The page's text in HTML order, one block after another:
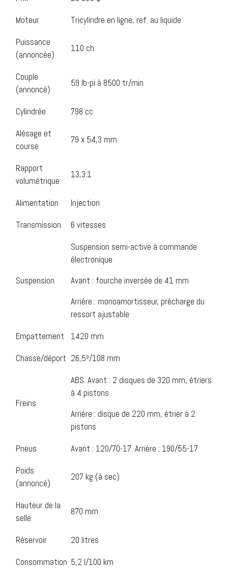
Moteur
Tricylindre en ligne, ref. au liquide
Puissance
(annoncée)
110 ch
Couple
(annoncé)
59 lb-pi à 8500 tr/min
Cylindrée
798 cc
Alésage et
course
79 x 54,3 mm
Rapport
volumétrique
13,3:1
Alimentation
Injection
Transmission
6 vitesses
Suspension
Suspension semi-active à commande
électronique
Avant : fourche inversée de 41 mm
Arrière : monoamortisseur, précharge du
ressort ajustable
Empattement
1420 mm
Chasse/déport 26,5º/108 mm
Freins
ABS. Avant : 2 disques de 320 mm, étriers
à 4 pistons
Arrière : disque de 220 mm, étrier à 2
pistons
Pneus
Avant : 120/70-17. Arrière : 190/55-17
Poids
(annoncé)
207 kg (à sec)
Hauteur de la
selle
870 mm
Réservoir
20 litres
Consommation 5,2 l/100 km